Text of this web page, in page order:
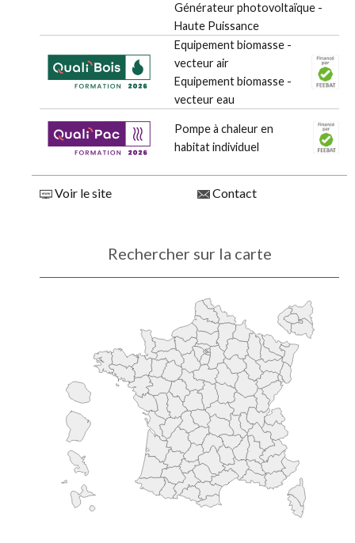
Générateur photovoltaïque -
Haute Puissance
Equipement biomasse -
vecteur air
Equipement biomasse -
vecteur eau
Pompe à chaleur en
habitat individuel
Voir le site Contact
Rechercher sur la carte